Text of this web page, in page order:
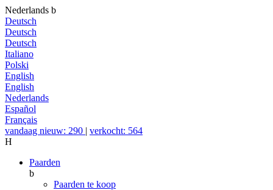
Nederlands b
Deutsch
Deutsch
Deutsch
Italiano
Polski
English
English
Nederlands
Español
Français
vandaag nieuw: 290 | verkocht: 564
H
Paarden
b
Paarden te koop